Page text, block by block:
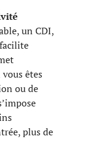
un CDI,
vous êtes
ou de
plus de